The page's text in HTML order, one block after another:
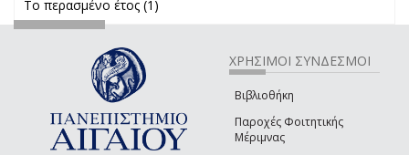
Το περασμένο έτος (1)
ΧΡΗΣΙΜΟΙ ΣΥΝΔΕΣΜΟΙ
Βιβλιοθήκη
Παροχές Φοιτητικής
Μέριμνας